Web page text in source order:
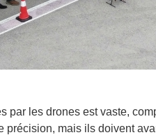
par les drones est vaste,
précision, mais ils doivent